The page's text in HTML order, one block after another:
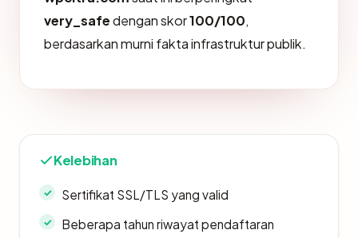
very_safedengan skor100/100,
berdasarkan murni fakta infrastruktur publik.
Kelebihan
Sertifikat SSL/TLS yang valid
Beberapa tahun riwayat pendaftaran